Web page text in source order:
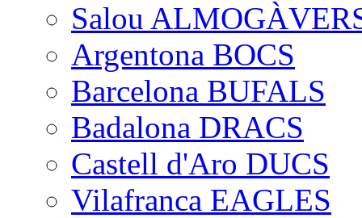
Salou
Argentona BOCS
Barcelona BUFALS
Badalona DRACS
Castell d'Aro DUCS
Vilafranca EAGLES